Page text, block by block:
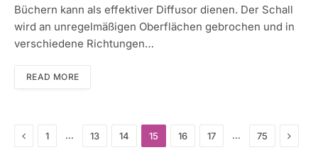
Büchern kann als effektiver Diffusor dienen. Der Schall
wird an unregelmäßigen Oberflächen gebrochen und in
verschiedene Richtungen…
READ MORE
Previous
1 … 13 14 15 16 17 … 75 Next